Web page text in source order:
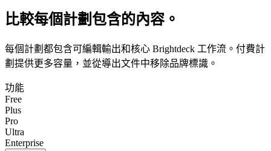
比較每個計劃包含的內容。
每個計劃都包含可編輯輸出和核心 Brightdeck 工作流。付費計
劃提供更多容量，並從導出文件中移除品牌標識。
功能
Free
Plus
Pro
Ultra
Enterprise